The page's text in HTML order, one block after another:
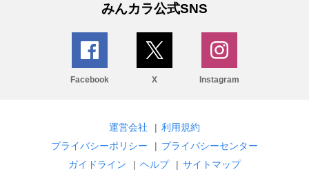
みんカラ公式SNS
Facebook X Instagram
運営会社 | 利用規約
プライバシーポリシー
| プライバシーセンター
ガイドライン
| ヘルプ | サイトマップ